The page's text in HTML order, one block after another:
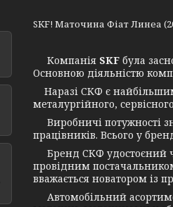
SKF! Маточина Фіат Линеа
Компанія SKF була
Основною діяльністю
Наразі СКФ є
металургійного,
Виробничі потужності
працівників. Всього у
Бренд СКФ удостоєний
провідним
вважається новатором із
Автомобільний